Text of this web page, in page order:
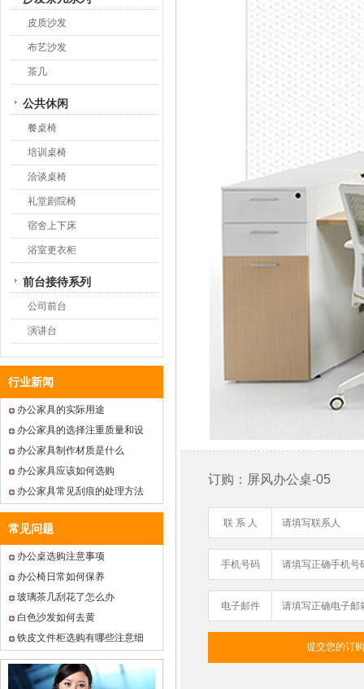
皮质沙发
布艺沙发
茶几
公共休闲
餐桌椅
培训桌椅
洽谈桌椅
礼堂剧院椅
宿舍上下床
浴室更衣柜
前台接待系列
公司前台
演讲台
行业新闻
办公家具的实际用途
办公家具的选择注重质量和设
计
办公家具制作材质是什么
办公家具应该如何选购
办公家具常见刮痕的处理方法
常见问题
办公桌选购注意事项
办公椅日常如何保养
玻璃茶几刮花了怎么办
白色沙发如何去黄
铁皮文件柜选购有哪些注意细
节
订购：屏风办公桌-05
联 系 人
手机号码
电子邮件